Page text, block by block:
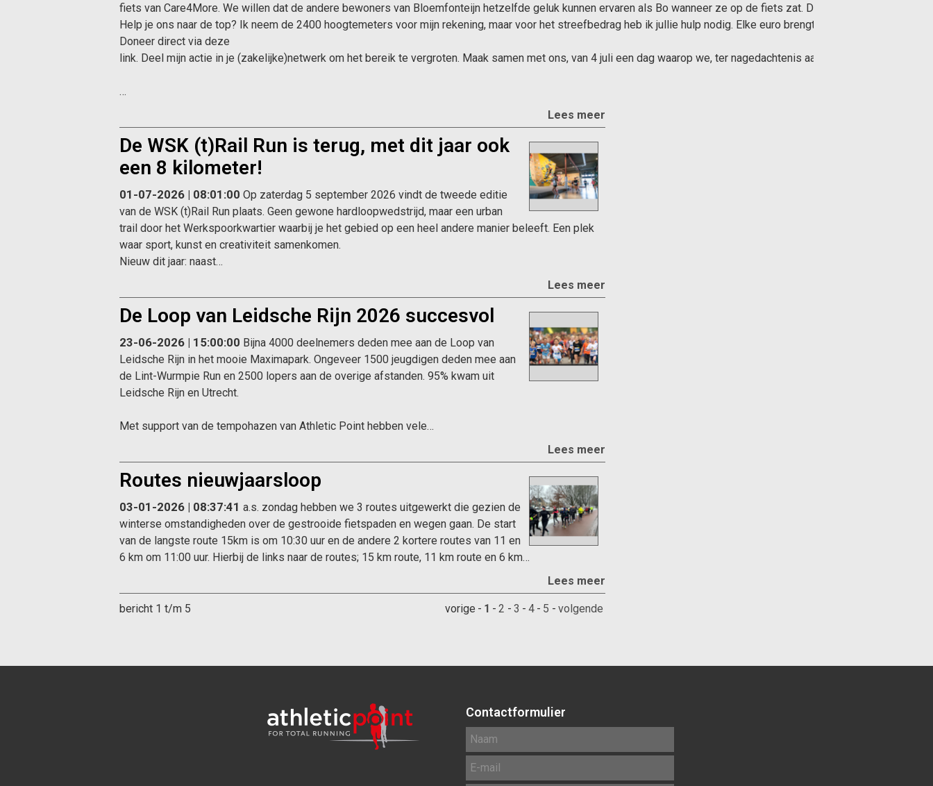
fiets van Care4More. We willen dat de andere bewoners van Bloemfonteijn hetzelfde geluk kunnen ervaren als Bo wanneer ze op de fiets zat. Daarom zamelen we
Help je ons naar de top? Ik neem de 2400 hoogtemeters voor mijn rekening, maar voor het streefbedrag heb ik jullie hulp nodig. Elke euro brengt ons dichter bij die
Doneer direct via deze
link. Deel mijn actie in je (zakelijke)netwerk om het bereik te vergroten. Maak samen met ons, van 4 juli een dag waarop we, ter nagedachtenis aan Bo, iets
…
Lees meer
De WSK (t)Rail Run is terug, met dit jaar ook
een 8 kilometer!
01-07-2026 | 08:01:00 Op zaterdag 5 september 2026 vindt de tweede editie
van de WSK (t)Rail Run plaats. Geen gewone hardloopwedstrijd, maar een urban
trail door het Werkspoorkwartier waarbij je het gebied op een heel andere manier beleeft. Een plek
waar sport, kunst en creativiteit samenkomen.
Nieuw dit jaar: naast…
Lees meer
De Loop van Leidsche Rijn 2026 succesvol
23-06-2026 | 15:00:00 Bijna 4000 deelnemers deden mee aan de Loop van
Leidsche Rijn in het mooie Maximapark. Ongeveer 1500 jeugdigen deden mee aan
de Lint-Wurmpie Run en 2500 lopers aan de overige afstanden. 95% kwam uit
Leidsche Rijn en Utrecht.
Met support van de tempohazen van Athletic Point hebben vele…
Lees meer
Routes nieuwjaarsloop
03-01-2026 | 08:37:41 a.s. zondag hebben we 3 routes uitgewerkt die gezien de
winterse omstandigheden over de gestrooide fietspaden en wegen gaan. De start
van de langste route 15km is om 10:30 uur en de andere 2 kortere routes van 11 en
6 km om 11:00 uur. Hierbij de links naar de routes; 15 km route, 11 km route en 6 km…
Lees meer
bericht 1 t/m 5 vorige - 1 - 2 - 3 - 4 - 5 - volgende
Contactformulier